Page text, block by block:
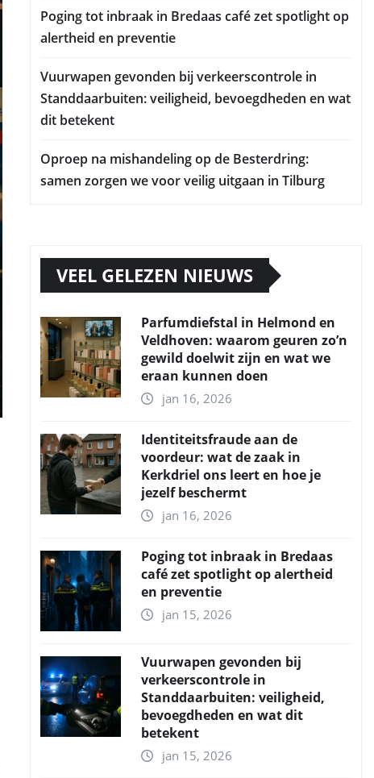
Poging tot inbraak in Bredaas café zet spotlight op
alertheid en preventie
Vuurwapen gevonden bij verkeerscontrole in
Standdaarbuiten: veiligheid, bevoegdheden en wat
dit betekent
Oproep na mishandeling op de Besterdring:
samen zorgen we voor veilig uitgaan in Tilburg
VEEL GELEZEN NIEUWS
Parfumdiefstal in Helmond en
Veldhoven: waarom geuren zo’n
gewild doelwit zijn en wat we
eraan kunnen doen
jan 16, 2026
Identiteitsfraude aan de
voordeur: wat de zaak in
Kerkdriel ons leert en hoe je
jezelf beschermt
jan 16, 2026
Poging tot inbraak in Bredaas
café zet spotlight op alertheid
en preventie
jan 15, 2026
Vuurwapen gevonden bij
verkeerscontrole in
Standdaarbuiten: veiligheid,
bevoegdheden en wat dit
betekent
jan 15, 2026